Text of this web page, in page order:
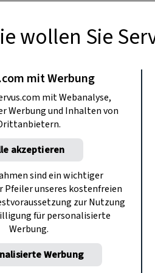
ins
gepflanzt werden,
vor allzu viel Regen
wollen Sie
mit Werbung
mit Webanalyse,
Werbung und Inhalten von
akzeptieren
sind ein wichtiger
unseres kostenfreien
zur Nutzung
für personalisierte
Werbung.
Werbung